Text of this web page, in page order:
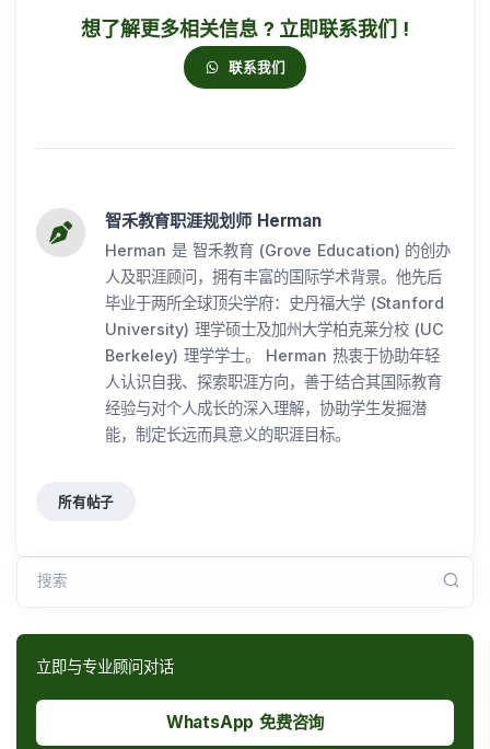
想了解更多相关信息 ? 立即联系我们 !
联系我们
智禾教育职涯规划师 Herman
Herman 是 智禾教育 (Grove Education) 的创办
人及职涯顾问，拥有丰富的国际学术背景。他先后
毕业于两所全球顶尖学府：史丹福大学 (Stanford
University) 理学硕士及加州大学柏克莱分校 (UC
Berkeley) 理学学士。 Herman 热衷于协助年轻
人认识自我、探索职涯方向，善于结合其国际教育
经验与对个人成长的深入理解，协助学生发掘潜
能，制定长远而具意义的职涯目标。
所有帖子
搜索
立即与专业顾问对话
WhatsApp 免费咨询